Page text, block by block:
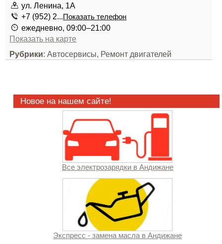
ул. Ленина, 1А
+7 (952) 2...Показать телефон
ежедневно, 09:00–21:00
Показать на карте
Рубрики: Автосервисы, Ремонт двигателей
Новое на нашем сайте!
Все электрозарядки в Андижане
Экспресс - замена масла в Андижане